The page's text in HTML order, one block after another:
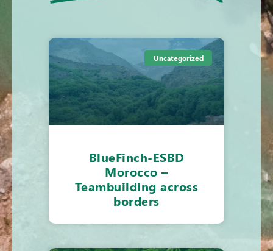
Uncategorized
BlueFinch-ESBD
Morocco –
Teambuilding across
borders